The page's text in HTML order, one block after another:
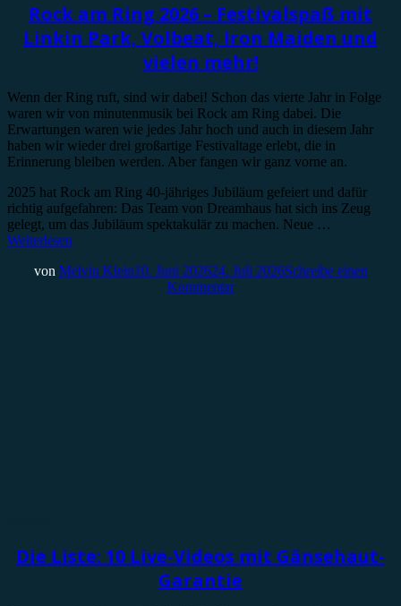
Rock am Ring 2026 – Festivalspaß mit
Linkin Park, Volbeat, Iron Maiden und
vielen mehr!
Wenn der Ring ruft, sind wir dabei! Schon das vierte Jahr in Folge
waren wir von minutenmusik bei Rock am Ring dabei. Die
Erwartungen waren wie jedes Jahr hoch und auch in diesem Jahr
haben wir wieder drei großartige Festivaltage erlebt, die in
Erinnerung bleiben werden. Aber fangen wir ganz vorne an.
2025 hat Rock am Ring 40-jähriges Jubiläum gefeiert und dafür
richtig aufgefahren: Das Team von Dreamhaus hat sich ins Zeug
gelegt, um das Jubiläum spektakulär zu machen. Neue …
Weiterlesen
von Melvin Klein10. Juni 202624. Juli 2026Schreibe einen
Kommentar
Die Liste: 10 Live-Videos mit Gänsehaut-
Garantie